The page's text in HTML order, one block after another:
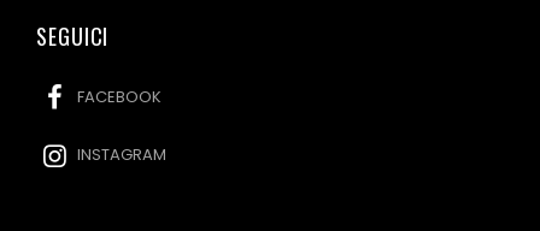
SEGUICI
FACEBOOK
INSTAGRAM